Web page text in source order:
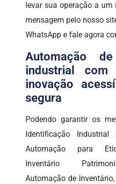
levar sua operação a
mensagem pelo nosso
WhatsApp e fale agora
Automação
industrial
inovação
segura
Podendo garantir os
Identificação
Automação para
Inventário
Automação de